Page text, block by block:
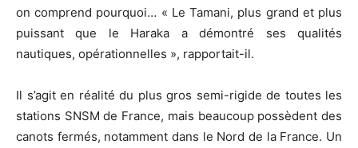
on comprend pourquoi… « Le Tamani, plus grand et plus
puissant que le Haraka a démontré ses qualités
nautiques, opérationnelles », rapportait-il.
Il s’agit en réalité du plus gros semi-rigide de toutes les
stations SNSM de France, mais beaucoup possèdent des
canots fermés, notamment dans le Nord de la France. Un